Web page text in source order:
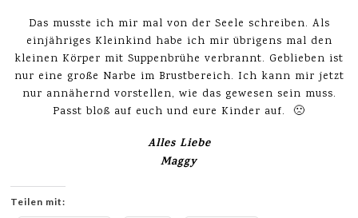
Das musste ich mir mal von der Seele schreiben. Als
einjähriges Kleinkind habe ich mir übrigens mal den
kleinen Körper mit Suppenbrühe verbrannt. Geblieben ist
nur eine große Narbe im Brustbereich. Ich kann mir jetzt
nur annähernd vorstellen, wie das gewesen sein muss.
Passt bloß auf euch und eure Kinder auf. 🙁
Alles Liebe
Maggy
Teilen mit: